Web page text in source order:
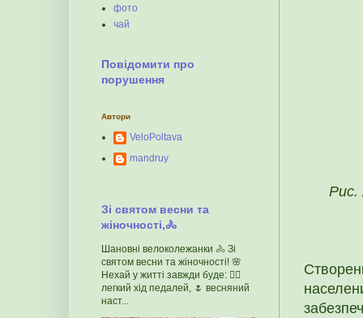
Рис.
фото
чай
Повідомити про
порушення
Автори
VeloPoltava
mandruy
Зі святом весни та
жіночності,🚴
Шановні велоколежанки 🚴 Зі
святом весни та жіночності! 🌸
Нехай у житті завжди буде: 🚴‍♀️
легкий хід педалей, 🌷 весняний
наст...